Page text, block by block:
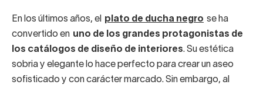
En los últimos años, el plato de ducha negro se ha
convertido en uno de los grandes protagonistas de
los catálogos de diseño de interiores. Su estética
sobria y elegante lo hace perfecto para crear un aseo
sofisticado y con carácter marcado. Sin embargo, al